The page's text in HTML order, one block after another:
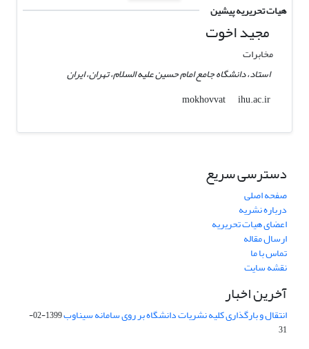
هیات تحریریه پیشین
مجید اخوت
مخابرات
استاد، دانشگاه جامع امام حسین علیه السلام، تهران، ایران
mokhovvat
ihu.ac.ir
دسترسی سریع
صفحه اصلی
درباره نشریه
اعضای هیات تحریریه
ارسال مقاله
تماس با ما
نقشه سایت
آخرین اخبار
انتقال و بارگذاری کلیه نشریات دانشگاه بر روی سامانه سیناوب
1399-02-
31